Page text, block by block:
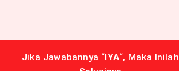
Jika Jawabannya “IYA“, Maka Inilah